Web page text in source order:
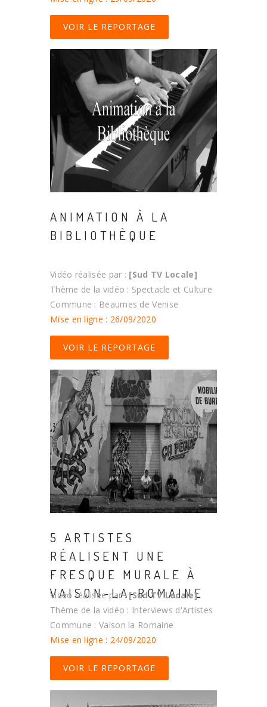
VOIR LE REPORTAGE
ANIMATION À LA
BIBLIOTHÈQUE
Vidéo réalisée par : [Sud TV Locale]
Thème de la vidéo : Spectacle et Culture
Commune : Beaumes de Venise
Mise en ligne : 26/09/2020
VOIR LE REPORTAGE
5 ARTISTES
RÉALISENT UNE
FRESQUE MURALE À
VAISON-LA-ROMAINE
Vidéo réalisée par : [Sud TV Locale]
Thème de la vidéo : Interviews d'Artistes
Commune : Vaison la Romaine
Mise en ligne : 24/09/2020
VOIR LE REPORTAGE